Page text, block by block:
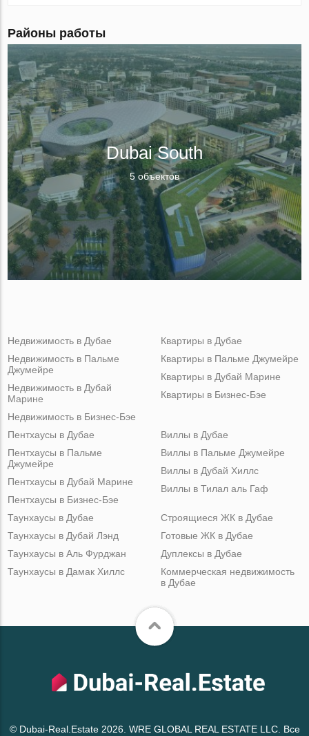
Районы работы
Dubai South
5 объектов
Недвижимость в Дубае
Недвижимость в Пальме
Джумейре
Недвижимость в Дубай
Марине
Недвижимость в Бизнес-Бэе
Квартиры в Дубае
Квартиры в Пальме Джумейре
Квартиры в Дубай Марине
Квартиры в Бизнес-Бэе
Пентхаусы в Дубае
Пентхаусы в Пальме
Джумейре
Пентхаусы в Дубай Марине
Пентхаусы в Бизнес-Бэе
Виллы в Дубае
Виллы в Пальме Джумейре
Виллы в Дубай Хиллс
Виллы в Тилал аль Гаф
Таунхаусы в Дубае
Таунхаусы в Дубай Лэнд
Таунхаусы в Аль Фурджан
Таунхаусы в Дамак Хиллс
Строящиеся ЖК в Дубае
Готовые ЖК в Дубае
Дуплексы в Дубае
Коммерческая недвижимость
в Дубае
© Dubai-Real.Estate 2026. WRE GLOBAL REAL ESTATE LLC. Все